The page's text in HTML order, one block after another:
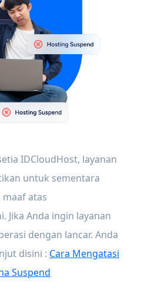
IDCloudHost, layanan
untuk sementara
atas
Jika Anda ingin layanan
dengan lancar. Anda
disini : Cara Mengatasi
Suspend